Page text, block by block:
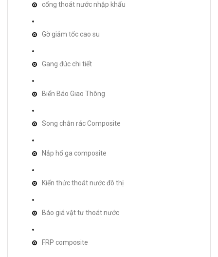
cống thoát nước nhập khẩu
Gờ giảm tốc cao su
Gang đúc chi tiết
Biển Báo Giao Thông
Song chắn rác Composite
Nắp hố ga composite
Kiến thức thoát nước đô thị
Báo giá vật tư thoát nước
FRP composite